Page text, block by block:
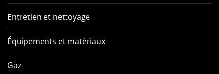
Entretien et nettoyage
Équipements et matériaux
Gaz